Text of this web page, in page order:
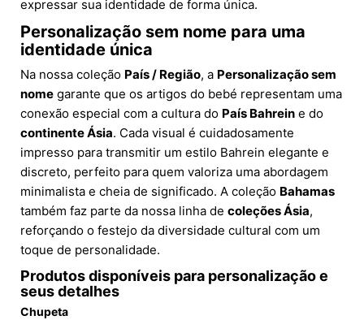
expressar sua identidade de forma única.
Personalização sem nome para uma
identidade única
Na nossa coleção País / Região, a Personalização sem
nome garante que os artigos do bebé representam uma
conexão especial com a cultura do País Bahrein e do
continente Ásia. Cada visual é cuidadosamente
impresso para transmitir um estilo Bahrein elegante e
discreto, perfeito para quem valoriza uma abordagem
minimalista e cheia de significado. A coleção Bahamas
também faz parte da nossa linha de coleções Ásia,
reforçando o festejo da diversidade cultural com um
toque de personalidade.
Produtos disponíveis para personalização e
seus detalhes
Chupeta